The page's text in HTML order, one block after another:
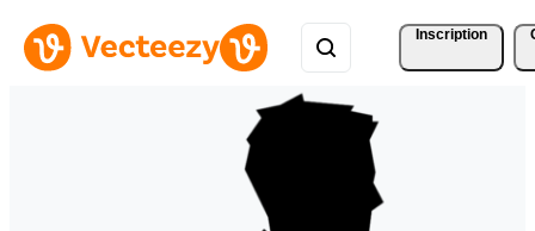
Inscription